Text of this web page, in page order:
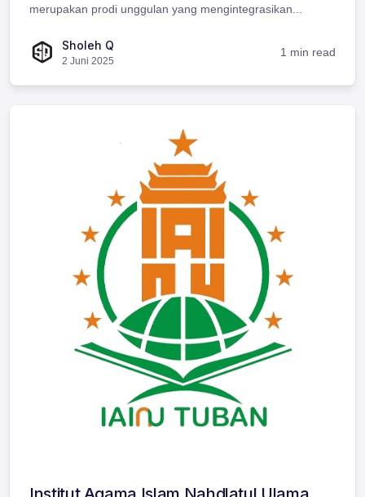
merupakan prodi unggulan yang mengintegrasikan...
Sholeh Q
2 Juni 2025
1 min read